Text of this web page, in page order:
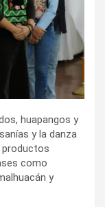
huapangos y
y la danza
como
y